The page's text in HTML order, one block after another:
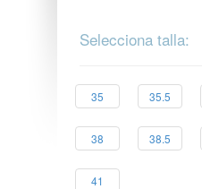
Selecciona talla:
35 35.5
38 38.5
41